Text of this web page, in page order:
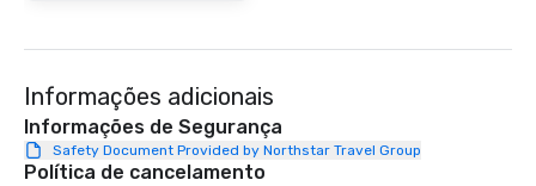
Informações adicionais
Informações de Segurança
Safety Document Provided by Northstar Travel Group
Política de cancelamento